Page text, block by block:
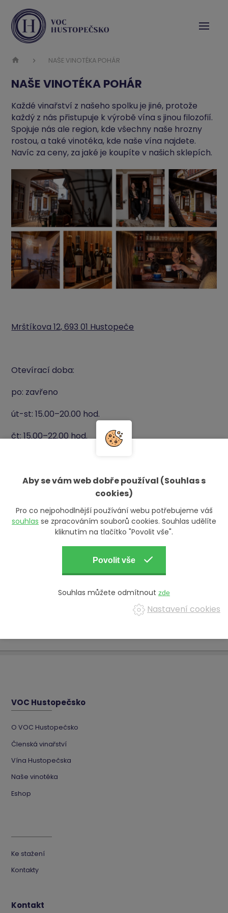
NAŠE VINOTÉKA POHÁR
NAŠE VINOTÉKA POHÁR
Každé vinařství z našeho spolku je jiné, protože
každý z nás přistupuje k výrobě vína s jinou filozofií.
Spojuje nás ale region, kde všechny naše hrozny
rostou, a také vinotéka, kde naše vína najdete.
Navíc za ceny, za jaké je koupíte v našich sklepích.
Mrštíkova 12, 693 01 Hustopeče
Otevírací doba:
po: zavřeno
út-st: 15.00–20.00 hod.
čt: 15.00–22.00 hod.
ne: 13.00–20.00 hod.
Kontakt:
+420 607 171 649
pohar@vochustopecsko.cz
na Facebookuana Instagramu
VOC Hustopečsko
O VOC Hustopečsko
Členská vinařství
Vína Hustopečska
Naše vinotéka
Eshop
Ke stažení
Kontakty
Kontakt
Aby se vám web dobře používal (Souhlas s
cookies)
Pro co nejpohodlnější používání webu potřebujeme váš
souhlas se zpracováním souborů cookies. Souhlas udělíte
kliknutím na tlačítko "Povolit vše".
Souhlas můžete odmítnout
Nastavení cookies